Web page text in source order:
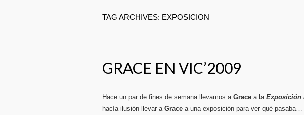
TAG ARCHIVES: EXPOSICION
GRACE EN VIC’2009
Hace un par de fines de semana llevamos a Grace a laExposición
hacía ilusión llevar a Grace a una exposición para ver qué pasaba…